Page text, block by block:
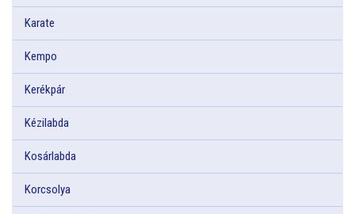
Karate
Kempo
Kerékpár
Kézilabda
Kosárlabda
Korcsolya